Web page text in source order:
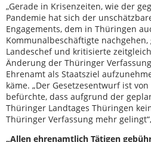
„Gerade in Krisenzeiten, wie der
Pandemie hat sich der
Engagements, dem in Thüringen
Kommunalbeschäftigte
Landeschef und kritisierte
Änderung der Thüringer
Ehrenamt als Staatsziel
käme. „Der Gesetzesentwurf ist
befürchte, dass aufgrund der
Thüringer Landtages Thüringen
Thüringer Verfassung mehr
„Allen ehrenamtlich Tätigen